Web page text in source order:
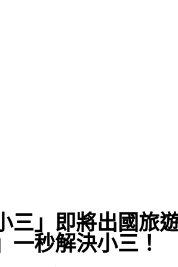
三」即將出國旅
一秒解決小三！